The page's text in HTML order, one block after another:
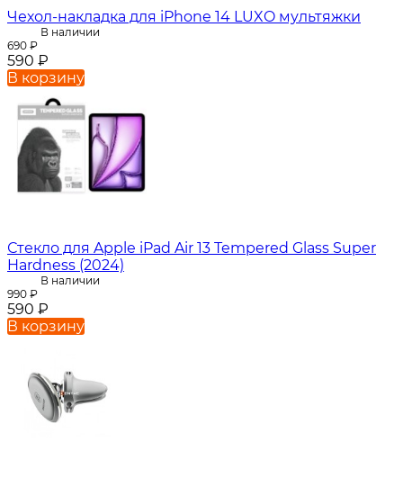
Чехол-накладка для iPhone 14 LUXO мультяжки
В наличии
690 ₽
590 ₽
В корзину
Стекло для Apple iPad Air 13 Tempered Glass Super
Hardness (2024)
В наличии
990 ₽
590 ₽
В корзину